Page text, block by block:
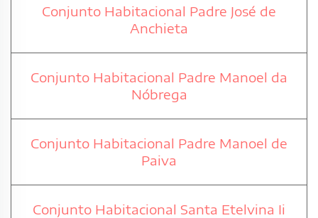
Conjunto Habitacional Padre José de
Anchieta
Conjunto Habitacional Padre Manoel da
Nóbrega
Conjunto Habitacional Padre Manoel de
Paiva
Conjunto Habitacional Santa Etelvina Ii